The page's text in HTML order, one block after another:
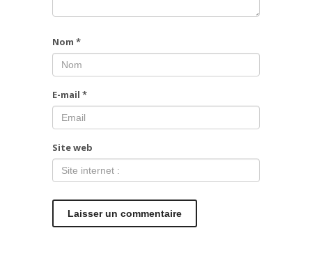
Nom *
E-mail *
Site web